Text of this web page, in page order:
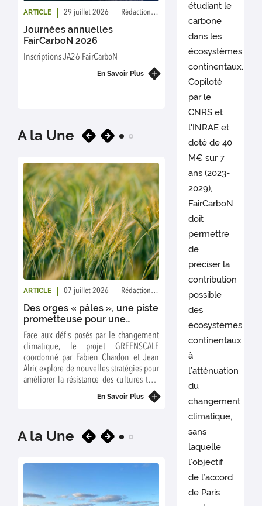
ARTICLE 29 juillet 2026 Rédaction : FairCarboN
Journées annuelles
FairCarboN 2026
Inscriptions JA26 FairCarboN
En Savoir Plus
FairCarboN 2028
Save The Date
internationale
Matters! from land to
A la Une
ARTICLE 07 juillet 2026 Rédaction : FairCarboN
Des orges « pâles », une piste
prometteuse pour une
agriculture plus résiliente
Face aux défis posés par le changement
climatique, le projet GREENSCALE
coordonné par Fabien Chardon et Jean
Alric explore de nouvelles stratégies pour
améliorer la résistance des cultures tout
en réduisant leur dépendance aux
engrais azotés. Parmi les pistes étudiées
faible en chlorophylle.
En Savoir Plus
ARTICLE
Comment
l’agroécologie ?
Le média The
A la Une
étudiant le
carbone
dans les
écosystèmes
continentaux.
Copiloté
par le
CNRS et
l'INRAE et
doté de 40
M€ sur 7
ans (2023-
2029),
FairCarboN
doit
permettre
de
préciser la
contribution
possible
des
écosystèmes
continentaux
à
l’atténuation
du
changement
climatique,
sans
laquelle
l’objectif
de l’accord
de Paris